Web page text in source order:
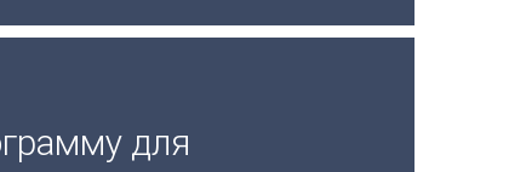
для